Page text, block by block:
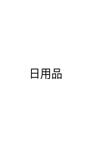
日用品